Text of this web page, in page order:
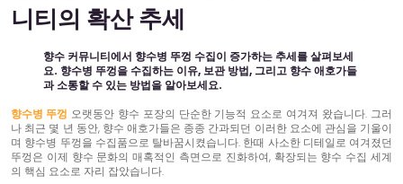
니티의 확산 추세
향수 커뮤니티에서 향수병 뚜껑 수집이 증가하는 추세를 살펴보세
요. 향수병 뚜껑을 수집하는 이유, 보관 방법, 그리고 향수 애호가들
과 소통할 수 있는 방법을 알아보세요.
향수병 뚜껑 오랫동안 향수 포장의 단순한 기능적 요소로 여겨져 왔습니다. 그러
나 최근 몇 년 동안, 향수 애호가들은 종종 간과되던 이러한 요소에 관심을 기울이
며 향수병 뚜껑을 수집품으로 탈바꿈시켰습니다. 한때 사소한 디테일로 여겨졌던
뚜껑은 이제 향수 문화의 매혹적인 측면으로 진화하여, 확장되는 향수 수집 세계
의 핵심 요소로 자리 잡았습니다.